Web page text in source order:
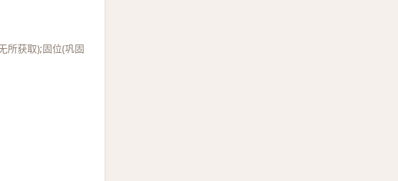
所获取);固位(巩固